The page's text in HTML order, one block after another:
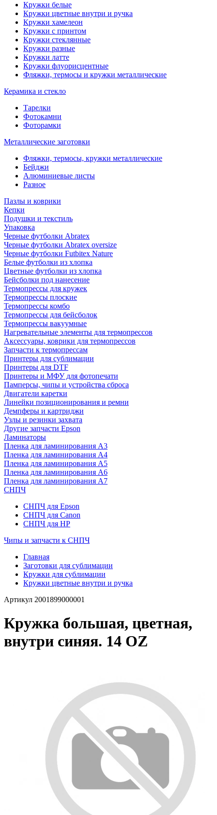
Кружки белые
Кружки цветные внутри и ручка
Кружки хамелеон
Кружки c принтом
Кружки стеклянные
Кружки разные
Кружки латте
Кружки флуорисцентные
Фляжки, термосы и кружки металлические
Керамика и стекло
Тарелки
Фотокамни
Фоторамки
Металлические заготовки
Фляжки, термосы, кружки металлические
Бейджи
Алюминиевые листы
Разное
Пазлы и коврики
Кепки
Подушки и текстиль
Упаковка
Черные футболки Abratex
Черные футболки Abratex oversize
Черные футболки Futbitex Nature
Белые футболки из хлопка
Цветные футболки из хлопка
Бейсболки под нанесение
Термопрессы для кружек
Термопрессы плоские
Термопрессы комбо
Термопрессы для бейсболок
Термопрессы вакуумные
Нагревательные элементы для термопрессов
Аксессуары, коврики для термопрессов
Запчасти к термопрессам
Принтеры для сублимации
Принтеры для DTF
Принтеры и МФУ для фотопечати
Памперсы, чипы и устройства сброса
Двигатели каретки
Линейки позиционирования и ремни
Демпферы и картриджи
Узлы и резинки захвата
Другие запчасти Epson
Ламинаторы
Пленка для ламинирования А3
Пленка для ламинирования А4
Пленка для ламинирования А5
Пленка для ламинирования А6
Пленка для ламинирования А7
СНПЧ
СНПЧ для Epson
СНПЧ для Canon
СНПЧ для HP
Чипы и запчасти к СНПЧ
Главная
Заготовки для сублимации
Кружки для сублимации
Кружки цветные внутри и ручка
Артикул 2001899000001
Кружка большая, цветная,
внутри синяя. 14 OZ